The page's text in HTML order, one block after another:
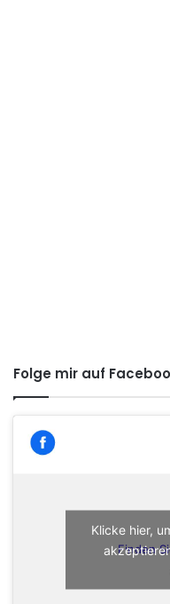
Folge mir auf
Finden
Klicke hier,